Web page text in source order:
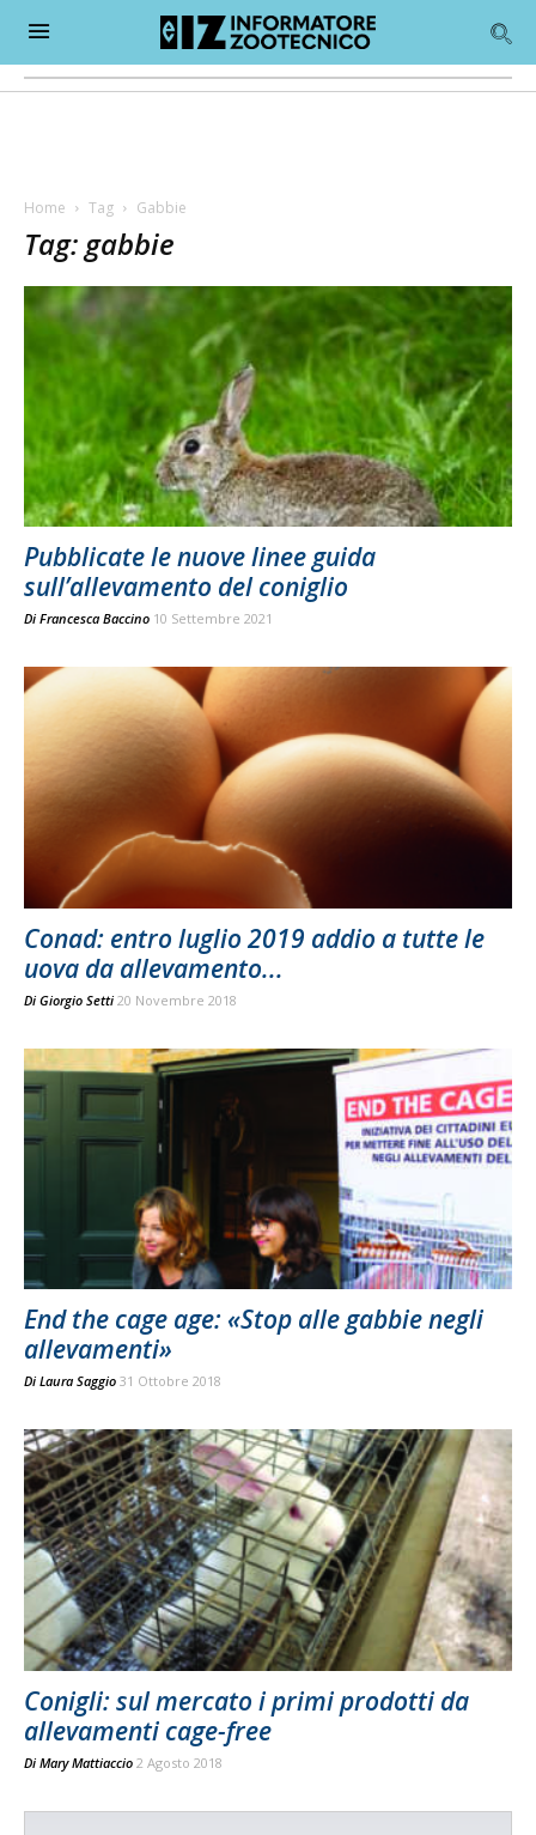
Home Tag Gabbie
Tag: gabbie
Pubblicate le nuove linee guida
sull’allevamento del coniglio
Di Francesca Baccino 10 Settembre 2021
Conad: entro luglio 2019 addio a tutte le
uova da allevamento...
Di Giorgio Setti 20 Novembre 2018
End the cage age: «Stop alle gabbie negli
allevamenti»
Di Laura Saggio 31 Ottobre 2018
Conigli: sul mercato i primi prodotti da
allevamenti cage-free
Di Mary Mattiaccio 2 Agosto 2018